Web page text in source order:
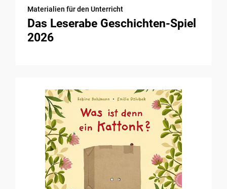
Materialien für den Unterricht
Das Leserabe Geschichten-Spiel
2026